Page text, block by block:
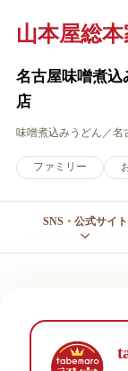
山本屋総
名古屋味噌煮込
店
味噌煮込みうどん 名
ファミリー
SNS・公式サイト